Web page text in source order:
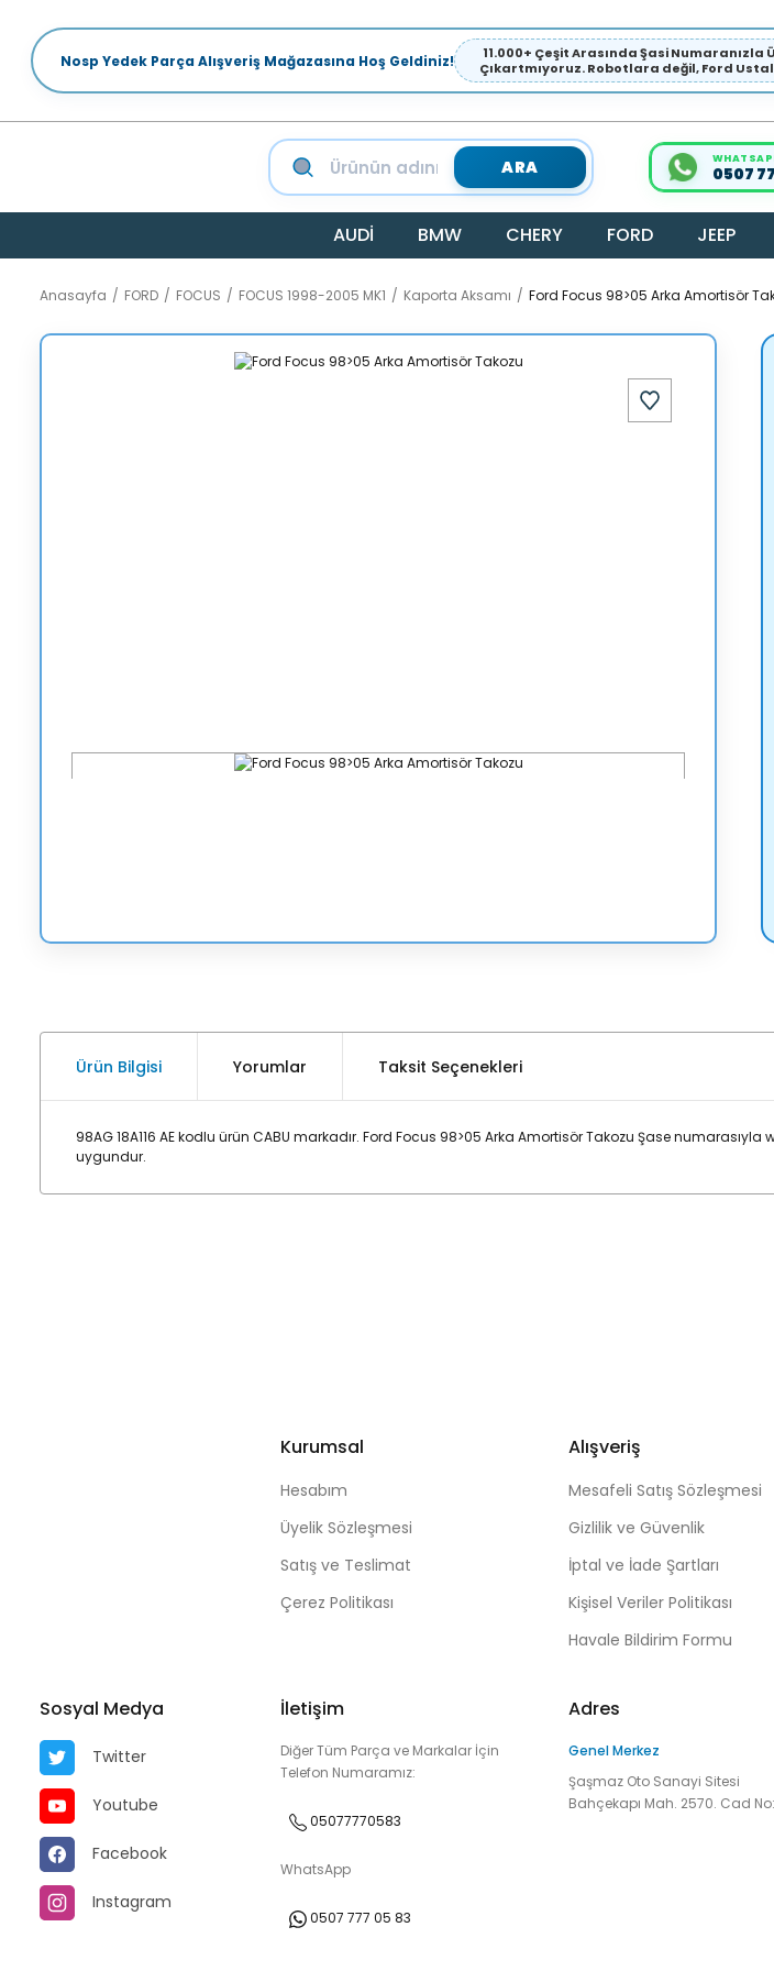
Nosp Yedek Parça Alışveriş Mağazasına Hoş Geldiniz!
11.000+ Çeşit Arasında Şasi
Çıkartmıyoruz. Robotlara değil, Ford
ARA 0507
AUDİ BMW CHERY FORD JEEP
Anasayfa FORD FOCUS FOCUS 1998-2005 MK1 Kaporta Aksamı Ford Focus 98>05 Arka Amortisör
Ürün Bilgisi Yorumlar Taksit Seçenekleri
98AG 18A116 AE kodlu ürün CABU markadır. Ford Focus 98>05 Arka Amortisör Takozu Şase
uygundur.
Kurumsal
Hesabım
Üyelik Sözleşmesi
Satış ve Teslimat
Çerez Politikası
Alışveriş
Mesafeli Satış Sözleşmesi
Gizlilik ve Güvenlik
İptal ve İade Şartları
Kişisel Veriler Politikası
Havale Bildirim Formu
Sosyal Medya
Twitter
Youtube
Facebook
Instagram
İletişim
Diğer Tüm Parça ve Markalar İçin
Telefon Numaramız:
05077770583
WhatsApp
0507 777 05 83
Adres
Genel Merkez
Şaşmaz Oto Sanayi Sitesi
Bahçekapı Mah. 2570. Cad